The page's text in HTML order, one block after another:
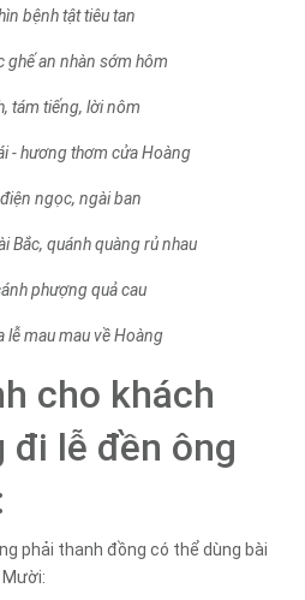
bệnh tật tiêu tan
ghế an nhàn sớm hôm
tám tiếng, lời nôm
- hương thơm cửa Hoàng
ngọc, ngài ban
Bắc, quánh quàng rủ nhau
phượng quả cau
lễ mau mau về Hoàng
cho khách
lễ đền ông
phải thanh đồng có thể dùng bài
Mười: